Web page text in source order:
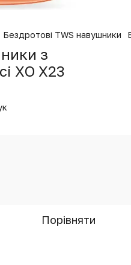
Бездротові TWS навушники
з
XO X23
Порівняти